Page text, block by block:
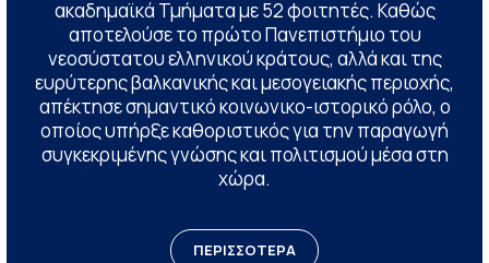
ακαδημαϊκά Τμήματα με 52 φοιτητές. Καθώς
αποτελούσε το πρώτο Πανεπιστήμιο του
νεοσύστατου ελληνικού κράτους, αλλά και της
ευρύτερης βαλκανικής και μεσογειακής περιοχής,
απέκτησε σημαντικό κοινωνικο-ιστορικό ρόλο, ο
οποίος υπήρξε καθοριστικός για την παραγωγή
συγκεκριμένης γνώσης και πολιτισμού μέσα στη
χώρα.
ΠΕΡΙΣΣΟΤΕΡΑ